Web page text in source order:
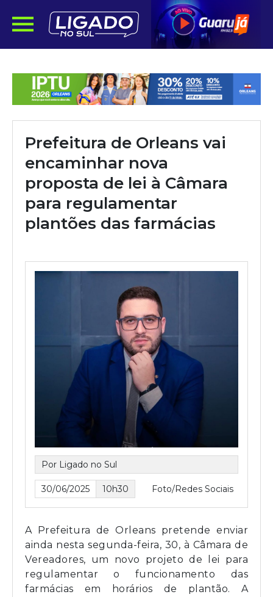
Prefeitura de Orleans vai
encaminhar nova
proposta de lei à Câmara
para regulamentar
plantões das farmácias
Por Ligado no Sul
30/06/2025 10h30 Foto/Redes Sociais
A Prefeitura de Orleans pretende enviar
ainda nesta segunda-feira, 30, à Câmara de
Vereadores, um novo projeto de lei para
regulamentar o funcionamento das
farmácias em horários de plantão. A